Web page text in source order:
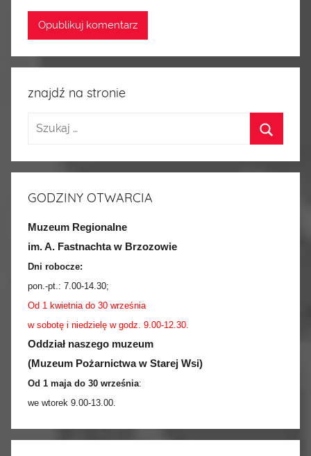
znajdź na stronie
GODZINY OTWARCIA
Muzeum Regionalne
im. A. Fastnachta w Brzozowie
Dni robocze:
pon.-pt.: 7.00-14.30;
Od 1 kwietnia do 30 września
w sobotę i niedzielę w godz. 9.00-12.30.
Oddział naszego muzeum
(Muzeum Pożarnictwa w Starej Wsi)
Od 1 maja do 30 września:
we wtorek 9.00-13.00.